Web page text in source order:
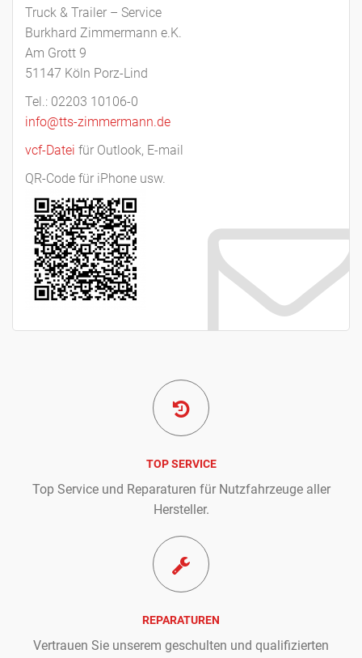
Truck & Trailer – Service
Burkhard Zimmermann e.K.
Am Grott 9
51147 Köln Porz-Lind
Tel.: 02203 10106-0
info@tts-zimmermann.de
vcf-Datei für Outlook, E-mail
QR-Code für iPhone usw.
TOP SERVICE
Top Service und Reparaturen für Nutzfahrzeuge aller
Hersteller.
REPARATUREN
Vertrauen Sie unserem geschulten und qualifizierten